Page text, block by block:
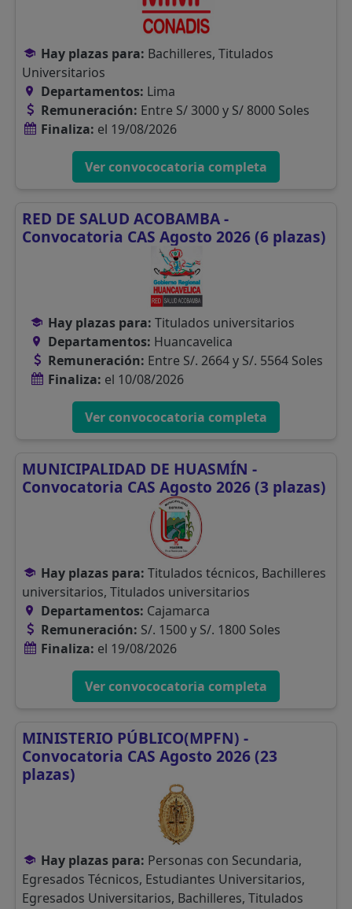
Hay plazas para: Bachilleres, Titulados
Universitarios
Departamentos: Lima
Remuneración: Entre S/ 3000 y S/ 8000 Soles
Finaliza: el 19/08/2026
Ver convococatoria completa
RED DE SALUD ACOBAMBA -
Convocatoria CAS Agosto 2026 (6 plazas)
Hay plazas para: Titulados universitarios
Departamentos: Huancavelica
Remuneración: Entre S/. 2664 y S/. 5564 Soles
Finaliza: el 10/08/2026
Ver convococatoria completa
MUNICIPALIDAD DE HUASMÍN -
Convocatoria CAS Agosto 2026 (3 plazas)
Hay plazas para: Titulados técnicos, Bachilleres
universitarios, Titulados universitarios
Departamentos: Cajamarca
Remuneración: S/. 1500 y S/. 1800 Soles
Finaliza: el 19/08/2026
Ver convococatoria completa
MINISTERIO PÚBLICO(MPFN) -
Convocatoria CAS Agosto 2026 (23
plazas)
Hay plazas para: Personas con Secundaria,
Egresados Técnicos, Estudiantes Universitarios,
Egresados Universitarios, Bachilleres, Titulados